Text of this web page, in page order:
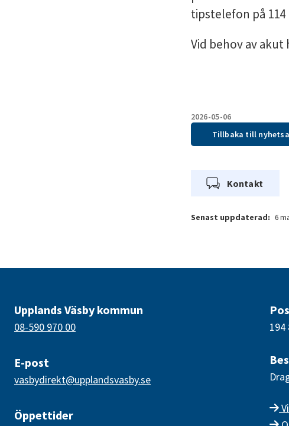
tipstelefon på
Vid behov av akut
2026-05-06
Tillbaka till
Kontakt
Senast uppdaterad: 6
Upplands Väsby kommun
08-590 970 00
E-post
vasbydirekt@upplandsvasby.se
Öppettider
194